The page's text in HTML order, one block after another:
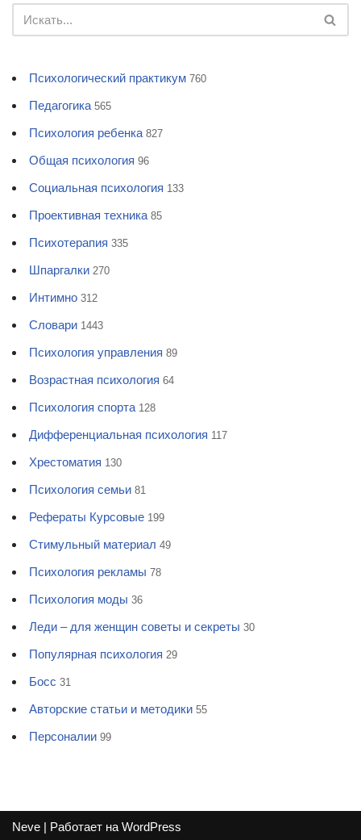
Психологический практикум 760
Педагогика 565
Психология ребенка 827
Общая психология 96
Социальная психология 133
Проективная техника 85
Психотерапия 335
Шпаргалки 270
Интимно 312
Словари 1443
Психология управления 89
Возрастная психология 64
Психология спорта 128
Дифференциальная психология 117
Хрестоматия 130
Психология семьи 81
Рефераты Курсовые 199
Стимульный материал 49
Психология рекламы 78
Психология моды 36
Леди – для женщин советы и секреты 30
Популярная психология 29
Босс 31
Авторские статьи и методики 55
Персоналии 99
Neve | Работает на WordPress